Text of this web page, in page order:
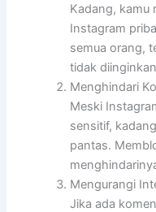
Kadang, kamu
Instagram
semua orang,
tidak
Menghindari
Meski
sensitif,
pantas.
Mengurangi
Jika ada